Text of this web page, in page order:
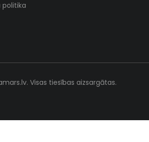
Visas tiesības aizsargātas.